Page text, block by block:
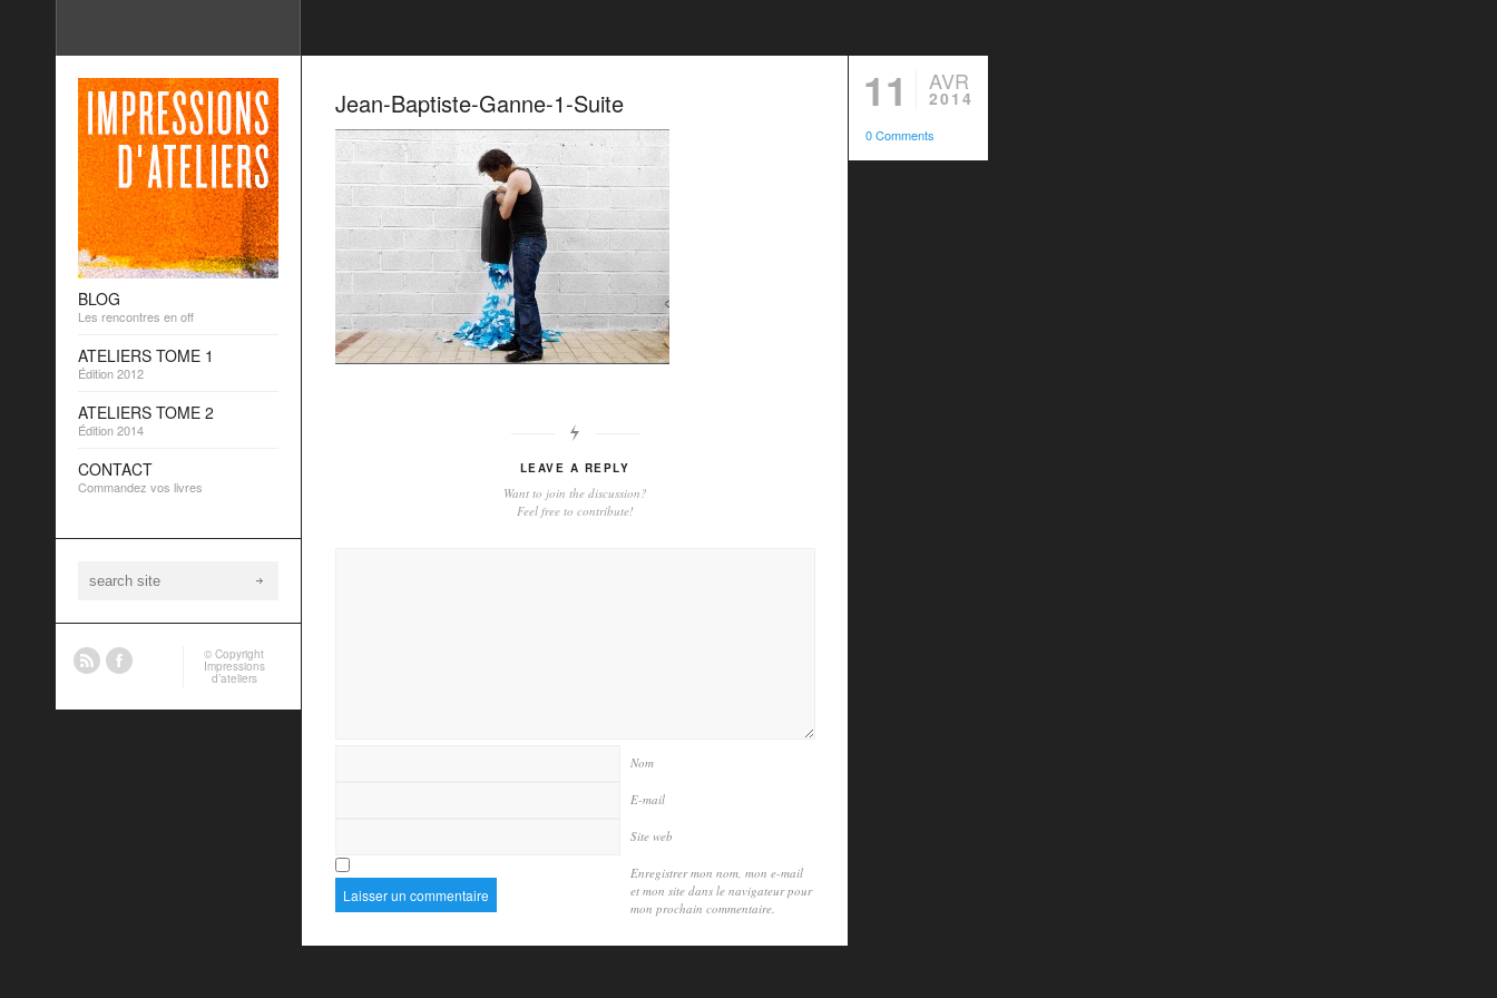
Jean-Baptiste-Ganne-1-Suite 11 AVR
2014
0 Comments
LEAVE A REPLY
Want to join the discussion?
Feel free to contribute!
Nom
E-mail
Site web
Enregistrer mon nom, mon e-mail
et mon site dans le navigateur pour
mon prochain commentaire.
BLOG
Les rencontres en off
ATELIERS TOME 1
Édition 2012
ATELIERS TOME 2
Édition 2014
CONTACT
Commandez vos livres
© Copyright
Impressions
d’ateliers